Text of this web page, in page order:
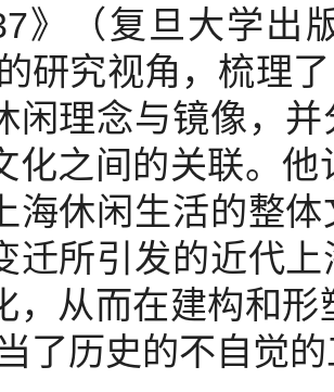
》（复旦大学出
研究视角，梳理
闲理念与镜像，
化之间的关联。
海休闲生活的整
迁所引发的近代
，从而在建构和
了历史的不自觉的